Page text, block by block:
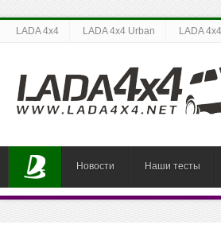
LADA 4x4 LADA 4x4 Urban LADA
Новости Наши тесты